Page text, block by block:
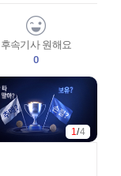
후속기사 원해요
0
2 /4